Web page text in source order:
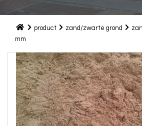
product zand/zwarte grond
mm